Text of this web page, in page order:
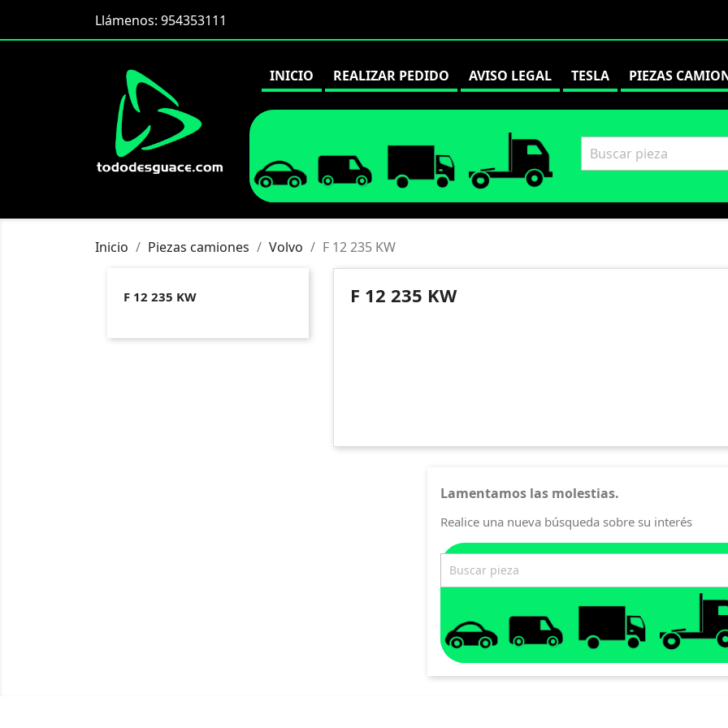
Llámenos: 954353111
INICIO REALIZAR PEDIDO AVISO LEGAL TESLA PIEZAS
Inicio Piezas camiones Volvo F 12 235 KW
F 12 235 KW F 12 235 KW
Lamentamos las molestias.
Realice una nueva búsqueda sobre su interés